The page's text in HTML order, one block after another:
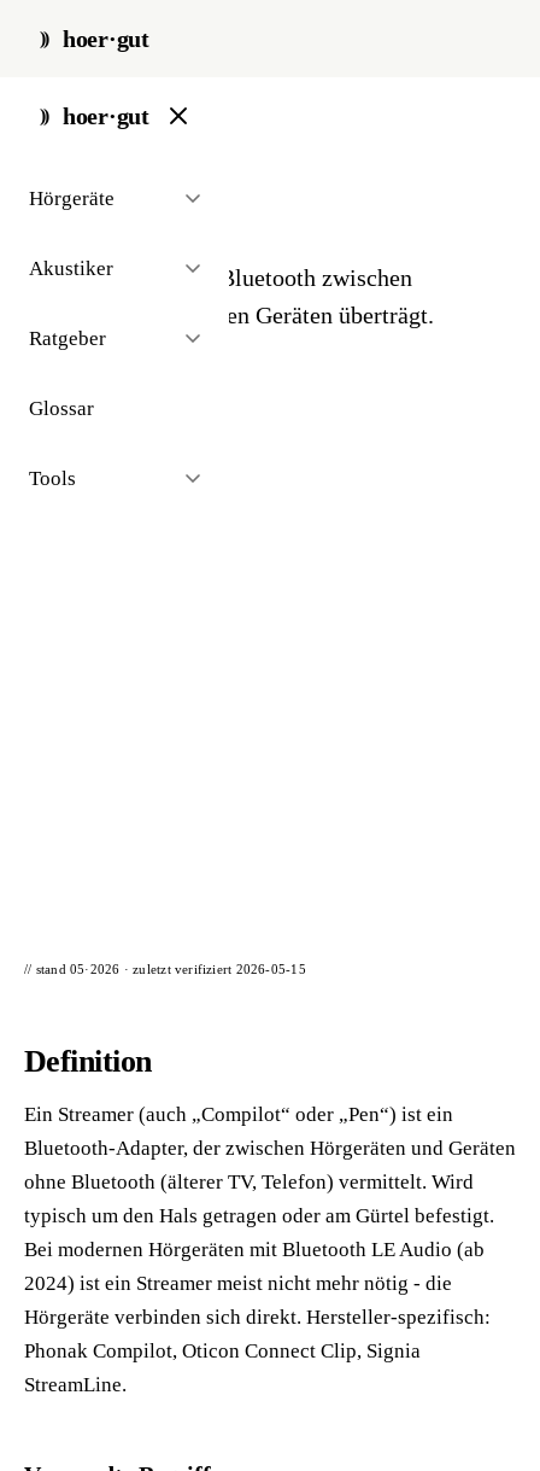
hoer·gut
hoer·gut
Hörgeräte
Akustiker
Ratgeber
Glossar
Tools
start / glossar / streamer
Streamer
Zubehör-Gerät, das Bluetooth zwischen
Hörgeräten und älteren Geräten überträgt.
// stand 05·2026 · zuletzt verifiziert 2026-05-15
Definition
Ein Streamer (auch „Compilot“ oder „Pen“) ist ein
Bluetooth-Adapter, der zwischen Hörgeräten und Geräten
ohne Bluetooth (älterer TV, Telefon) vermittelt. Wird
typisch um den Hals getragen oder am Gürtel befestigt.
Bei modernen Hörgeräten mit Bluetooth LE Audio (ab
2024) ist ein Streamer meist nicht mehr nötig - die
Hörgeräte verbinden sich direkt. Hersteller-spezifisch:
Phonak Compilot, Oticon Connect Clip, Signia
StreamLine.